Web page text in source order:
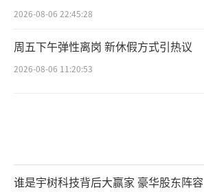
2026-08-06 22:45:28
周五下午弹性离岗 新休假方式引热议
2026-08-06 11:20:53
谁是宇树科技背后大赢家 豪华股东阵容